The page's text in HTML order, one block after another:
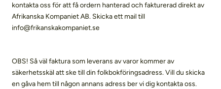
kontakta oss för att få ordern hanterad och fakturerad direkt av
Afrikanska Kompaniet AB. Skicka ett mail till
info@frikanskakompaniet.se
OBS! Så väl faktura som leverans av varor kommer av
säkerhetsskäl att ske till din folkbokföringsadress. Vill du skicka
en gåva hem till någon annans adress ber vi dig kontakta oss.